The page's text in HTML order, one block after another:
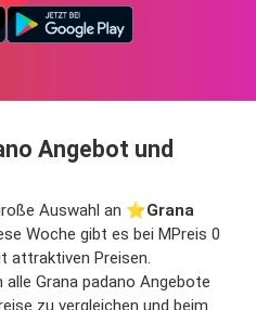
Angebot und
Auswahl an ⭐️Grana
Woche gibt es bei MPreis 0
attraktiven Preisen.
Grana padano Angebote
zu vergleichen und beim